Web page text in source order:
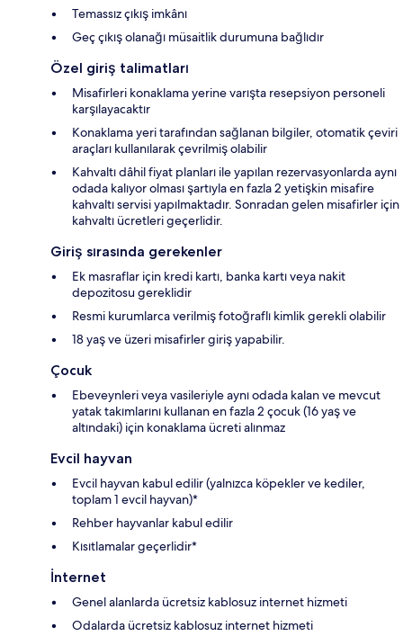
Temassız çıkış imkânı
Geç çıkış olanağı müsaitlik durumuna bağlıdır
Özel giriş talimatları
Misafirleri konaklama yerine varışta resepsiyon personeli
karşılayacaktır
Konaklama yeri tarafından sağlanan bilgiler, otomatik çeviri
araçları kullanılarak çevrilmiş olabilir
Kahvaltı dâhil fiyat planları ile yapılan rezervasyonlarda aynı
odada kalıyor olması şartıyla en fazla 2 yetişkin misafire
kahvaltı servisi yapılmaktadır. Sonradan gelen misafirler için
kahvaltı ücretleri geçerlidir.
Giriş sırasında gerekenler
Ek masraflar için kredi kartı, banka kartı veya nakit
depozitosu gereklidir
Resmi kurumlarca verilmiş fotoğraflı kimlik gerekli olabilir
18 yaş ve üzeri misafirler giriş yapabilir.
Çocuk
Ebeveynleri veya vasileriyle aynı odada kalan ve mevcut
yatak takımlarını kullanan en fazla 2 çocuk (16 yaş ve
altındaki) için konaklama ücreti alınmaz
Evcil hayvan
Evcil hayvan kabul edilir (yalnızca köpekler ve kediler,
toplam 1 evcil hayvan)*
Rehber hayvanlar kabul edilir
Kısıtlamalar geçerlidir*
İnternet
Genel alanlarda ücretsiz kablosuz internet hizmeti
Odalarda ücretsiz kablosuz internet hizmeti